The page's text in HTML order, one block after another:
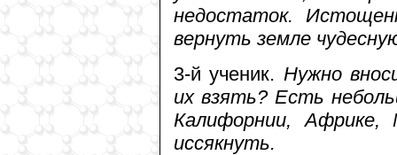
недостаток.
вернуть земле
3-й ученик. Нужно
их взять? Есть
Калифорнии,
иссякнуть.